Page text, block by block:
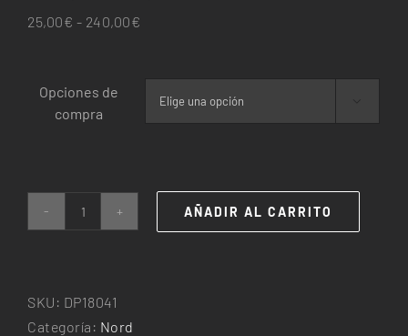
25,00€ - 240,00€
desde
25,00€
Opciones de
compra
Llamp
cantidad
AÑADIR AL CARRITO
SKU: DP18041
Categoría: Nord